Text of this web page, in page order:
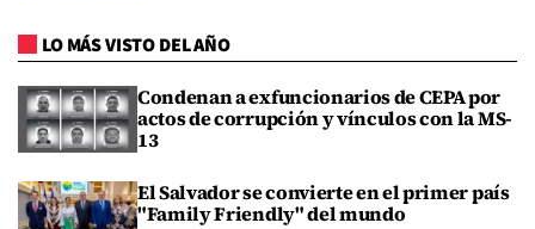
LO MÁS VISTO DEL AÑO
Condenan a exfuncionarios de CEPA por
actos de corrupción y vínculos con la MS-
13
El Salvador se convierte en el primer país
"Family Friendly" del mundo